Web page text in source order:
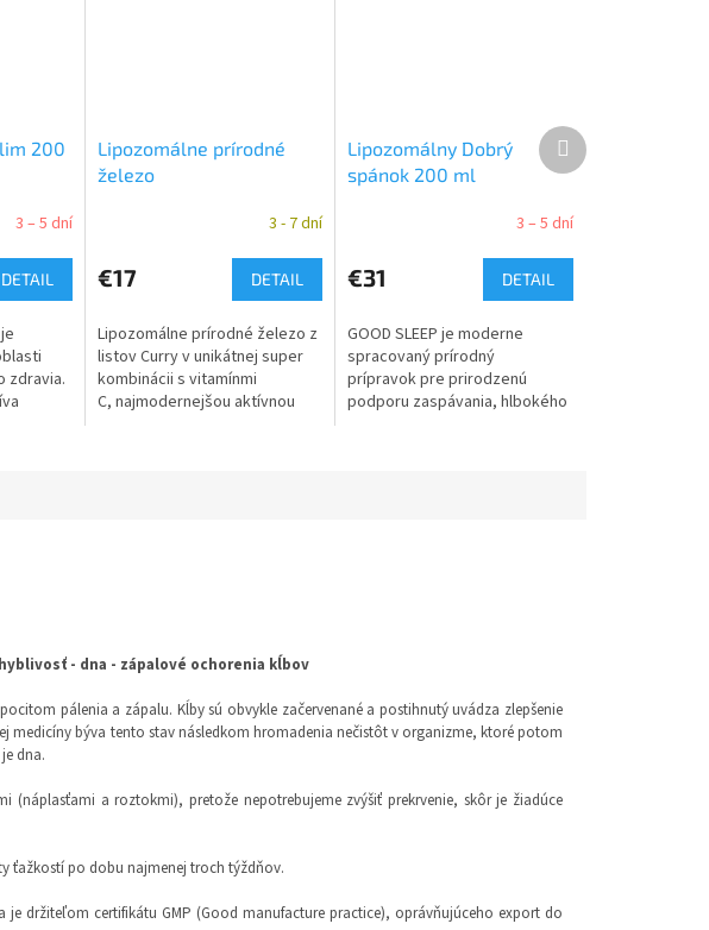
200
3 – 5 dní
DETAIL
zdravia.
Lipozomálne prírodné
železo
3 - 7 dní
€17 DETAIL
Lipozomálne prírodné železo z
listov Curry v unikátnej super
kombinácii s vitamínmi
C, najmodernejšou aktívnou
Lipozomálny Dobrý
spánok 200 ml
3 – 5 dní
€31 DETAIL
GOOD SLEEP je moderne
spracovaný prírodný
prípravok pre prirodzenú
podporu zaspávania, hlbokého
Ďalší
produkt
- dna - zápalové ochorenia kĺbov
pálenia a zápalu. Kĺby sú obvykle začervenané a postihnutý uvádza zlepšenie
medicíny býva tento stav následkom hromadenia nečistôt v organizme, ktoré potom
dna.
(náplasťami a roztokmi), pretože nepotrebujeme zvýšiť prekrvenie, skôr je žiadúce
ťažkostí po dobu najmenej troch týždňov.
držiteľom certifikátu GMP (Good manufacture practice), oprávňujúceho export do